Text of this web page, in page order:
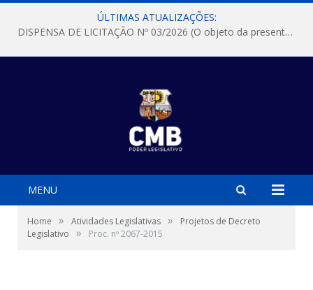
ÚLTIMAS ATUALIZAÇÕES:
DISPENSA DE LICITAÇÃO Nº 03/2026 (O objeto da presente dispensa é a escolha da proposta mais vantajosa para a aquisição, de aparelhos de ar condicionado, tipo Split, com material de instalação e fogão industrial, conforme condições, quantidades e exigências estabelecidas no termo de referencia e neste aviso de contratação direta e seus anexos)
MENU
Home » Atividades Legislativas »
Projetos de Decreto
Legislativo
» Proc. nº 2067-2015